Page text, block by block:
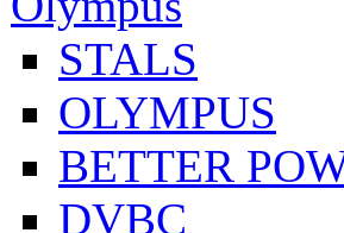
STALS
OLYMPUS
BETTER
DVBC